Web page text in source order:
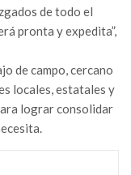
de todo el
pronta y expedita”,
de campo, cercano
locales, estatales y
lograr consolidar